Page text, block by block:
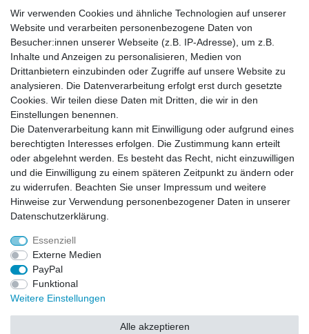
Widerrufs­recht Vertrag widerrufen Kontakt
Zahlung und Versand
Zahlung
Versand
Batterieverordnung
Im Zusammenhang mit dem Vertrieb von Batterien oder mit der Lieferung von
Geräten, die Batterien enthalten, sind wir verpflichtet, Sie auf folgendes
hinzuweisen:
Sie sind zur Rückgabe gebrauchter Batterien als Endnutzer gesetzlich
verpflichtet. Sie können Altbatterien, die wir als Neubatterien im Sortiment
(Versandadresse) zurückgeben. Die auf den Batterien abgebildeten Symbole
Das Symbol der durchgekreuzten Mülltonne bedeutet, dass die Batterie nicht
in den Hausmüll gegeben werden darf.
Pb = Batterie enthält mehr als 0,004 Masseprozent Blei
Cd = Batterie enthält mehr als 0,002 Masseprozent Cadmium
Hg = Batterie enthält mehr als 0,0005 Masseprozent Quecksilber.
Bitte beachten Sie die vorstehenden Hinweise.
Wir verwenden Cookies und ähnliche Technologien auf unserer
Website und verarbeiten personenbezogene Daten von
Besucher:innen unserer Webseite (z.B. IP-Adresse), um z.B.
Inhalte und Anzeigen zu personalisieren, Medien von
Drittanbietern einzubinden oder Zugriffe auf unsere Website zu
analysieren. Die Datenverarbeitung erfolgt erst durch gesetzte
Cookies. Wir teilen diese Daten mit Dritten, die wir in den
Einstellungen benennen.
Die Datenverarbeitung kann mit Einwilligung oder aufgrund eines
berechtigten Interesses erfolgen. Die Zustimmung kann erteilt
oder abgelehnt werden. Es besteht das Recht, nicht einzuwilligen
und die Einwilligung zu einem späteren Zeitpunkt zu ändern oder
zu widerrufen. Beachten Sie unser Impressum und weitere
Hinweise zur Verwendung personenbezogener Daten in unserer
Daten­schutz­erklärung
Essenziell
Externe Medien
PayPal
Funktional
Weitere Einstellungen
Alle akzeptieren